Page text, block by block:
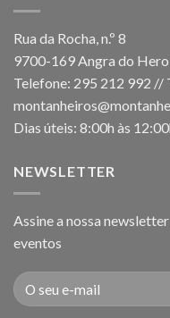
Rua da Rocha, n.º 8
9700-169 Angra do
Telefone: 295 212 992 //
Dias úteis: 8:00h às
NEWSLETTER
Assine a nossa
eventos